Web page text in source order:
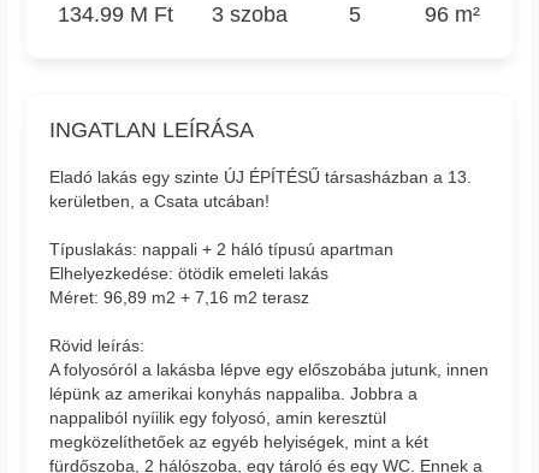
134.99 M Ft 3 szoba 5 96 m²
INGATLAN LEÍRÁSA
Eladó lakás egy szinte ÚJ ÉPÍTÉSŰ társasházban a 13.
kerületben, a Csata utcában!
Típuslakás: nappali + 2 háló típusú apartman
Elhelyezkedése: ötödik emeleti lakás
Méret: 96,89 m2 + 7,16 m2 terasz
Rövid leírás:
A folyosóról a lakásba lépve egy előszobába jutunk, innen
lépünk az amerikai konyhás nappaliba. Jobbra a
nappaliból nyíilik egy folyosó, amin keresztül
megközelíthetőek az egyéb helyiségek, mint a két
fürdőszoba, 2 hálószoba, egy tároló és egy WC. Ennek a